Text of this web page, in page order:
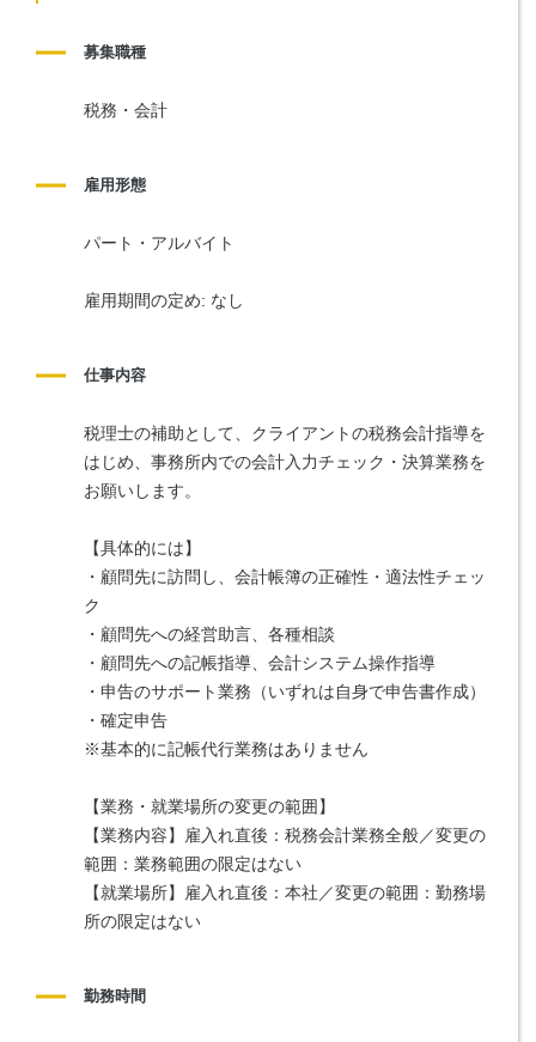
募集職種
税務・会計
雇用形態
パート・アルバイト
雇用期間の定め: なし
仕事内容
税理士の補助として、クライアントの税務会計指導を
はじめ、事務所内での会計入力チェック・決算業務を
お願いします。
【具体的には】
・顧問先に訪問し、会計帳簿の正確性・適法性チェッ
ク
・顧問先への経営助言、各種相談
・顧問先への記帳指導、会計システム操作指導
・申告のサポート業務（いずれは自身で申告書作成）
・確定申告
※基本的に記帳代行業務はありません
【業務・就業場所の変更の範囲】
【業務内容】雇入れ直後：税務会計業務全般／変更の
範囲：業務範囲の限定はない
【就業場所】雇入れ直後：本社／変更の範囲：勤務場
所の限定はない
勤務時間